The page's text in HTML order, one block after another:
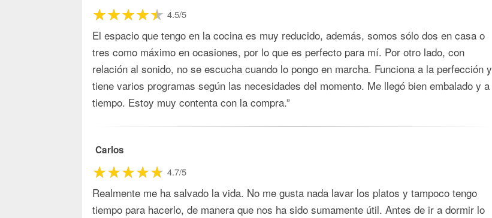
4.5/5
El espacio que tengo en la cocina es muy reducido, además, somos sólo dos en casa o
tres como máximo en ocasiones, por lo que es perfecto para mí. Por otro lado, con
relación al sonido, no se escucha cuando lo pongo en marcha. Funciona a la perfección y
tiene varios programas según las necesidades del momento. Me llegó bien embalado y a
tiempo. Estoy muy contenta con la compra.”
Carlos
4.7/5
Realmente me ha salvado la vida. No me gusta nada lavar los platos y tampoco tengo
tiempo para hacerlo, de manera que nos ha sido sumamente útil. Antes de ir a dormir lo